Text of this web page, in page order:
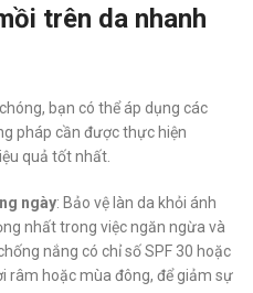
trên da nhanh
bạn có thể áp dụng các
pháp cần được thực hiện
quả tốt nhất.
ngày: Bảo vệ làn da khỏi ánh
nhất trong việc ngăn ngừa và
nắng có chỉ số SPF 30 hoặc
râm hoặc mùa đông, để giảm sự